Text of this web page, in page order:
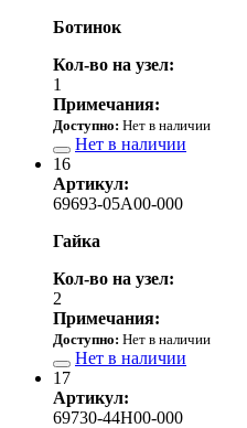
Ботинок
Кол-во на узел:
1
Примечания:
Доступно: Нет в наличии
Нет в наличии
16
Артикул:
69693-05A00-000
Гайка
Кол-во на узел:
2
Примечания:
Доступно: Нет в наличии
Нет в наличии
17
Артикул:
69730-44H00-000